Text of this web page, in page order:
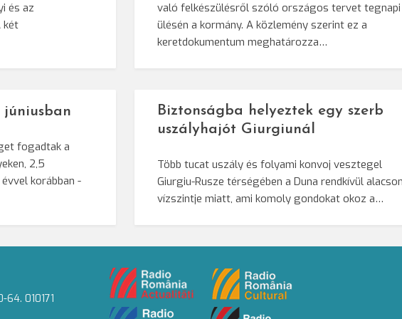
és az
két
való felkészülésről szóló országos tervet tegnapi
ülésén a kormány. A közlemény szerint ez a
keretdokumentum meghatározza…
fogadtak a
2,5
korábban -
Biztonságba helyeztek egy szerb
uszályhajót Giurgiunál
Több tucat uszály és folyami konvoj vesztegel
Giurgiu-Rusze térségében a Duna rendkívül
vízszintje miatt, ami komoly gondokat okoz a…
010171